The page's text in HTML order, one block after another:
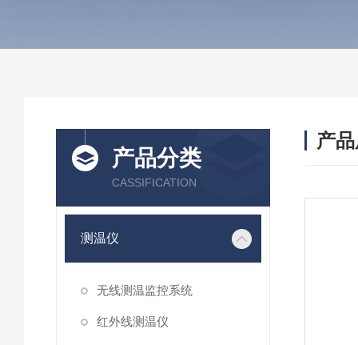
产品分类
CASSIFICATION
测温仪
无线测温监控系统
红外线测温仪
产